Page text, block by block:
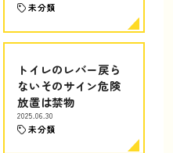
未分類
トイレのレバー戻ら
ないそのサイン危険
放置は禁物
2025.06.30
未分類